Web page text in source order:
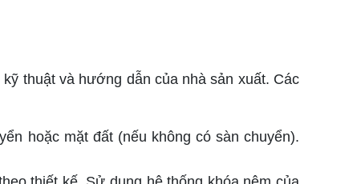
thuật và hướng dẫn của nhà sản xuất. Các
hoặc mặt đất (nếu không có sàn chuyển).